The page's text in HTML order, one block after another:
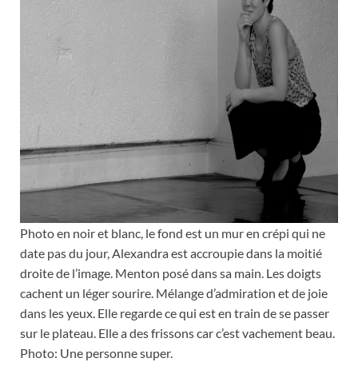
Photo en noir et blanc, le fond est un mur en crépi qui ne
date pas du jour, Alexandra est accroupie dans la moitié
droite de l’image. Menton posé dans sa main. Les doigts
cachent un léger sourire. Mélange d’admiration et de joie
dans les yeux. Elle regarde ce qui est en train de se passer
sur le plateau. Elle a des frissons car c’est vachement beau.
Photo: Une personne super.